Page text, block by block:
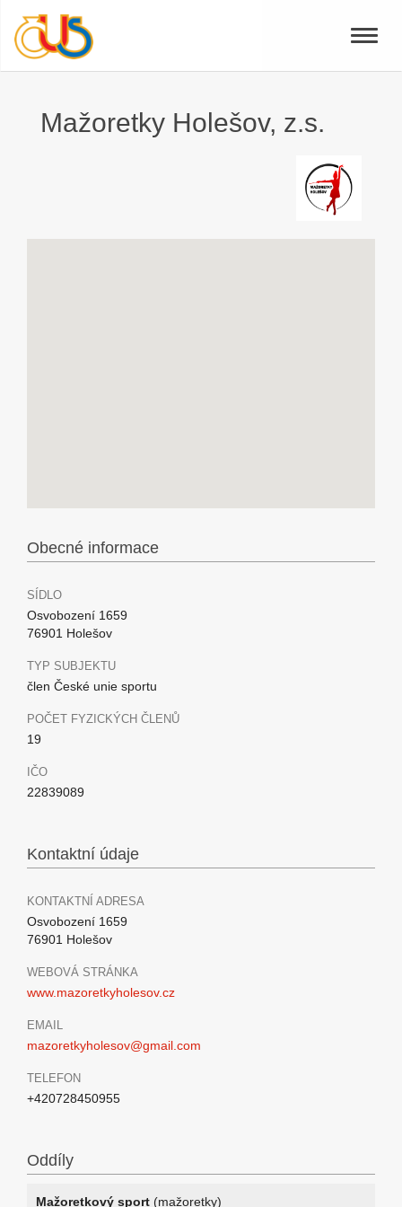
Toggle
Mažoretky Holešov, z.s.
Obecné informace
SÍDLO
Osvobození 1659
76901 Holešov
TYP SUBJEKTU
člen České unie sportu
POČET FYZICKÝCH ČLENŮ
19
IČO
22839089
Kontaktní údaje
KONTAKTNÍ ADRESA
Osvobození 1659
76901 Holešov
WEBOVÁ STRÁNKA
www.mazoretkyholesov.cz
EMAIL
mazoretkyholesov@gmail.com
TELEFON
+420728450955
Oddíly
Mažoretkový sport (mažoretky)